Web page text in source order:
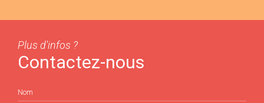
Plus d'infos ?
Contactez-nous